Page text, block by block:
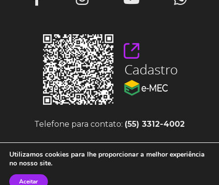
Telefone para contato: (55) 3312-4002
Utilizamos cookies para lhe proporcionar a melhor experiência
no nosso site.
Aceitar